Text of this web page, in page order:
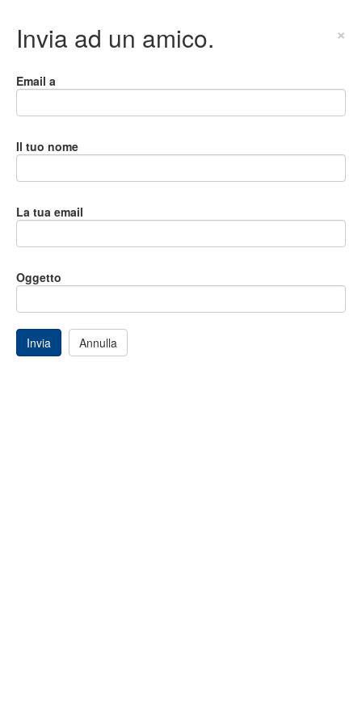
Invia ad un amico. ×
Email a
Il tuo nome
La tua email
Oggetto
Invia Annulla